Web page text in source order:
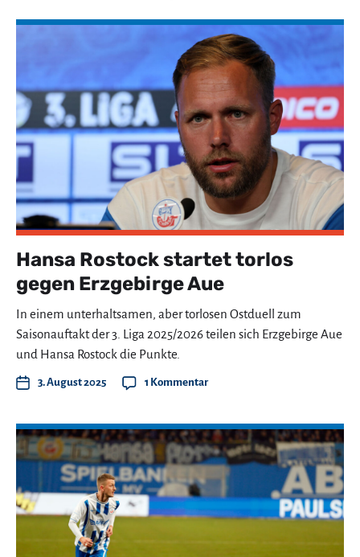
Hansa Rostock startet torlos
gegen Erzgebirge Aue
In einem unterhaltsamen, aber torlosen Ostduell zum
Saisonauftakt der 3. Liga 2025/2026 teilen sich Erzgebirge Aue
und Hansa Rostock die Punkte.
3. August 2025 1 Kommentar